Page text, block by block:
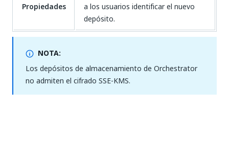
Propiedades
a los usuarios identificar el nuevo
depósito.
NOTA:
Los depósitos de almacenamiento de Orchestrator
no admiten el cifrado SSE-KMS.